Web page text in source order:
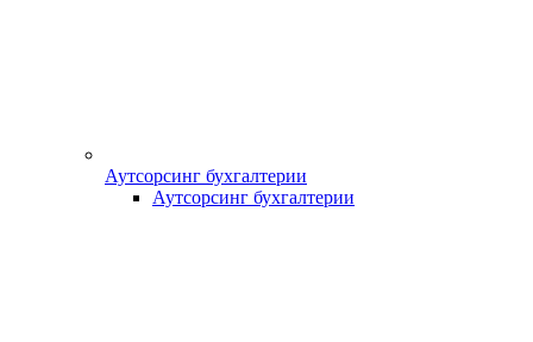
Аутсорсинг бухгалтерии
Аутсорсинг бухгалтерии